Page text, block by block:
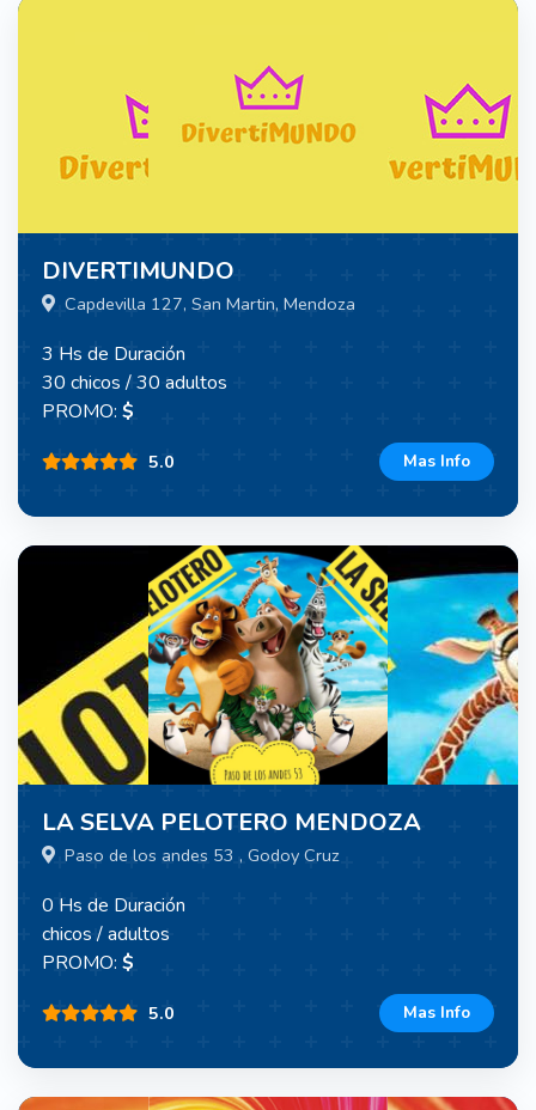
DIVERTIMUNDO
Capdevilla 127, San Martin, Mendoza
3 Hs de Duración
30 chicos / 30 adultos
PROMO: $
5.0 Mas Info
LA SELVA PELOTERO MENDOZA
Paso de los andes 53 , Godoy Cruz
0 Hs de Duración
chicos / adultos
PROMO: $
5.0 Mas Info